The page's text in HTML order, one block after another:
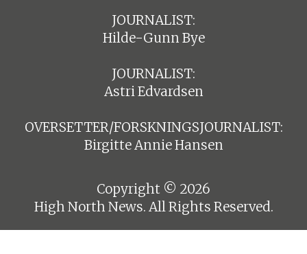
JOURNALIST:
Hilde-Gunn Bye
JOURNALIST:
Astri Edvardsen
OVERSETTER/FORSKNINGSJOURNALIST:
Birgitte Annie Hansen
Copyright © 2026
High North News. All Rights Reserved.